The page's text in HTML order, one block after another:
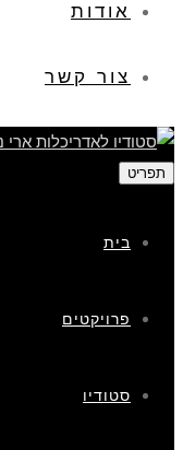
אודות
צור קשר
תפריט
בית
פרויקטים
סטודיו